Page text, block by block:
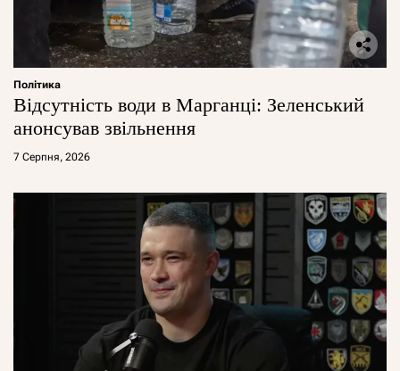
Політика
Відсутність води в Марганці: Зеленський
анонсував звільнення
7 Серпня, 2026